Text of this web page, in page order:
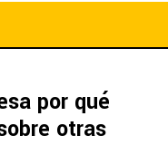
por qué
otras